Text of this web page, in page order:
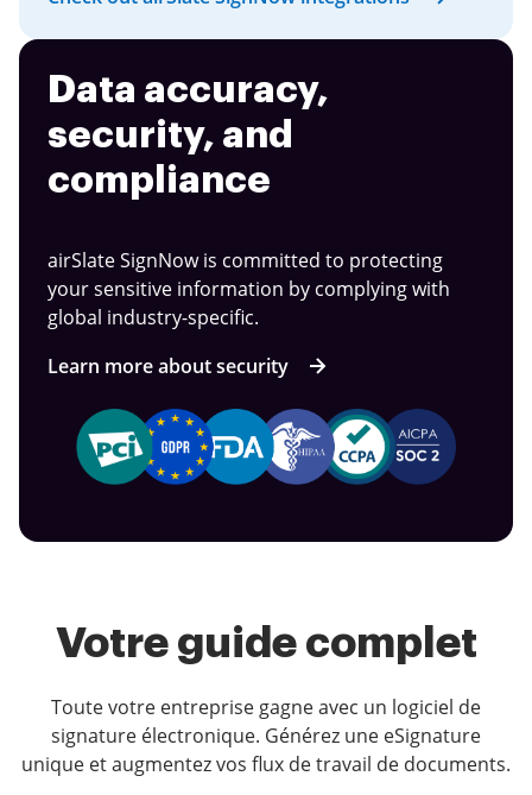
Data accuracy,
security, and
compliance
airSlate SignNow is committed to protecting
your sensitive information by complying with
global industry-specific.
Learn more about security
Votre guide complet
Toute votre entreprise gagne avec un logiciel de
signature électronique. Générez une eSignature
unique et augmentez vos flux de travail de documents.